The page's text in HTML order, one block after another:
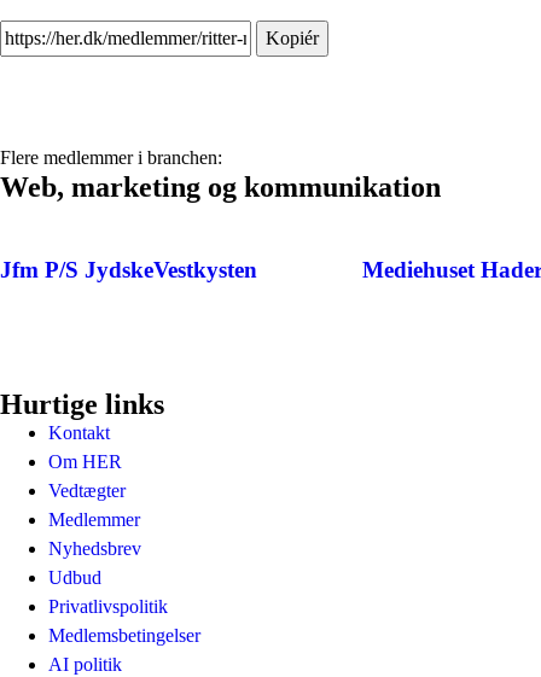
Kopiér
Flere medlemmer i branchen:
Web, marketing og kommunikation
Jfm P/S JydskeVestkysten Mediehuset
Hurtige links
Kontakt
Om HER
Vedtægter
Medlemmer
Nyhedsbrev
Udbud
Privatlivspolitik
Medlemsbetingelser
AI politik